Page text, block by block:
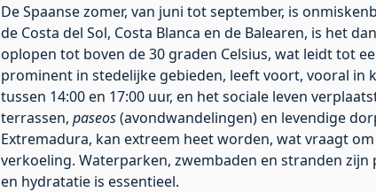
De Spaanse zomer, van juni tot september, is
de Costa del Sol, Costa Blanca en de Balearen, is het
oplopen tot boven de 30 graden Celsius, wat leidt tot
prominent in stedelijke gebieden, leeft voort, vooral in
tussen 14:00 en 17:00 uur, en het sociale leven
terrassen, paseos(avondwandelingen) en levendige
Extremadura, kan extreem heet worden, wat vraagt
verkoeling. Waterparken, zwembaden en stranden
en hydratatie is essentieel.